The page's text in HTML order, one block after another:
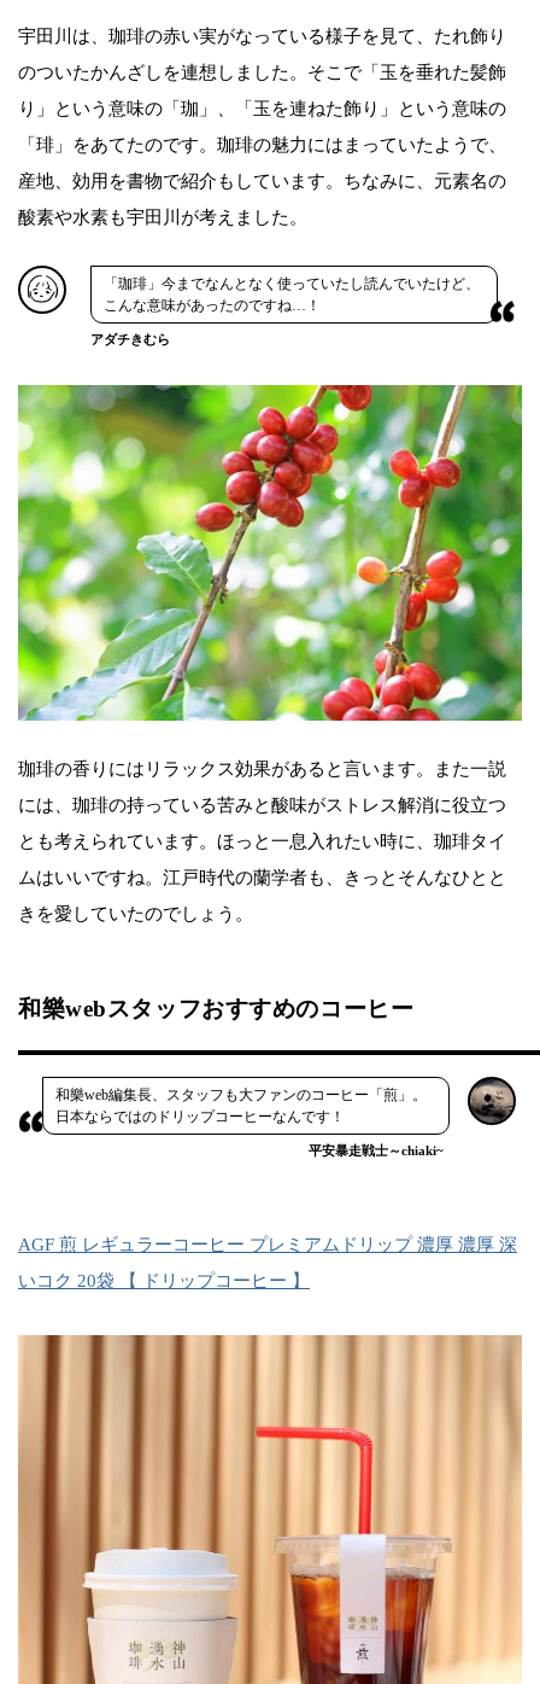
宇田川は、珈琲の赤い実がなっている様子を見て、たれ飾り
のついたかんざしを連想しました。そこで「玉を垂れた髪飾
り」という意味の「珈」、「玉を連ねた飾り」という意味の
「琲」をあてたのです。珈琲の魅力にはまっていたようで、
産地、効用を書物で紹介もしています。ちなみに、元素名の
酸素や水素も宇田川が考えました。
「珈琲」今までなんとなく使っていたし読んでいたけど、
こんな意味があったのですね…！
アダチきむら
珈琲の香りにはリラックス効果があると言います。また一説
には、珈琲の持っている苦みと酸味がストレス解消に役立つ
とも考えられています。ほっと一息入れたい時に、珈琲タイ
ムはいいですね。江戸時代の蘭学者も、きっとそんなひとと
きを愛していたのでしょう。
和樂webスタッフおすすめのコーヒー
和樂web編集長、スタッフも大ファンのコーヒー「煎」。
日本ならではのドリップコーヒーなんです！
平安暴走戦士～chiaki~
AGF 煎 レギュラーコーヒー プレミアムドリップ 濃厚 濃厚 深
いコク 20袋 【 ドリップコーヒー 】